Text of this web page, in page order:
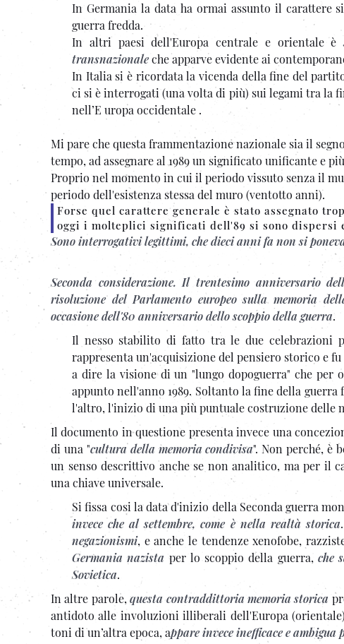
In Germania la data ha ormai assunto il carattere
guerra fredda.
In altri paesi dell'Europa centrale e orientale è
transnazionaleche apparve evidente ai
In Italia si è ricordata la vicenda della fine del
ci si è interrogati (una volta di più) sui legami tra la
nell’E uropa occidentale .
Mi pare che questa frammentazione nazionale sia il
tempo, ad assegnare al 1989 un significato unificante e
Proprio nel momento in cui il periodo vissuto senza il
periodo dell'esistenza stessa del muro (ventotto anni).
Forse quel carattere generale è stato assegnato
oggi i molteplici significati dell'89 si sono dispersi
Sono interrogativi legittimi, che dieci anni fa non si
Seconda considerazione. Il trentesimo anniversario
risoluzione del Parlamento europeo sulla memoria
occasione dell'80 anniversario dello scoppio della guerra.
Il nesso stabilito di fatto tra le due celebrazioni
rappresenta un'acquisizione del pensiero storico e
a dire la visione di un "lungo dopoguerra" che per
appunto nell'anno 1989. Soltanto la fine della
l'altro, l'inizio di una più puntuale costruzione delle
Il documento in questione presenta invece una
di una "cultura della memoria condivisa". Non perché, è
un senso descrittivo anche se non analitico, ma per il
una chiave universale.
Si fissa cosi la data d'inizio della Seconda guerra
invece che al settembre, come è nella realtà storica
negazionismi, e anche le tendenze xenofobe,
Germania nazista per lo scoppio della guerra, che
Sovietica.
In altre parole,questa contraddittoria memoria storica
antidoto alle involuzioni illiberali dell'Europa
toni di un’altra epoca, appare invece inefficace e